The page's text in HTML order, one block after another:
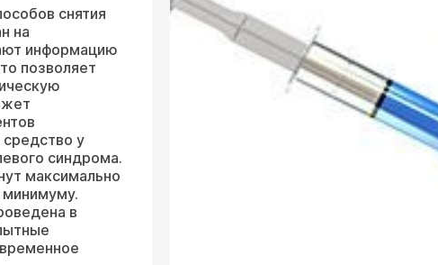
снятия
на
информацию
позволяет
средство у
синдрома.
максимально
в